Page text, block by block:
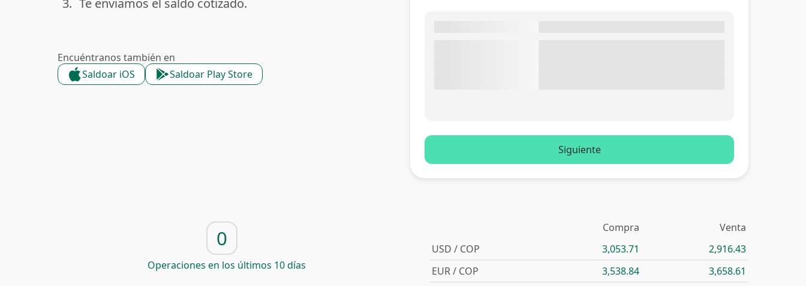
done
3. Te enviamos el saldo cotizado.
Encuéntranos también en
Saldoar iOS
Saldoar Play Store
Siguiente
0
Operaciones en los últimos 10 días
Compra
Venta
USD / COP
3,053.71
2,916.43
EUR / COP
3,538.84 3,658.61